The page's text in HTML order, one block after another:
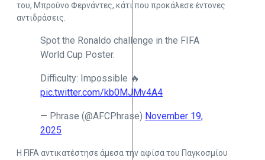
του, Μπρούνο Φερνάντες, κάτι που προκάλεσε έντονες
αντιδράσεις.
Spot the Ronaldo challenge in the FIFA
World Cup Poster.
Difficulty: Impossible 🔥
pic.twitter.com/kb0MJMv4A4
— Phrase (@AFCPhrase) November 19,
2025
Η FIFA αντικατέστησε άμεσα την αφίσα του Παγκοσμίου